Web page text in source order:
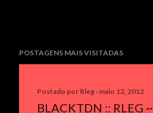
POSTAGENS MAIS VISITADAS
Postado por Rleg maio 12, 2012
BLACKTDN :: RLEG ~